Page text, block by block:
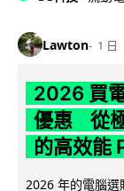
Lawton 1 日
2026 買
優惠 從
的高效能
2026 年的電腦選